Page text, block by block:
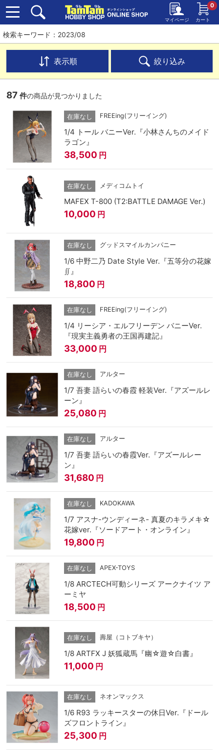
マイページ カート
0
検索キーワード：2023/08
表示順 絞り込み
87 件の商品が見つかりました
在庫なし FREEing(フリーイング)
1/4 トール バニーVer.『小林さんちのメイド
ラゴン』
38,500 円
在庫なし メディコムトイ
MAFEX T-800 (T2:BATTLE DAMAGE Ver.)
10,000 円
在庫なし グッドスマイルカンパニー
1/6 中野二乃 Date Style Ver.『五等分の花嫁
∬』
18,800 円
在庫なし FREEing(フリーイング)
1/4 リーシア・エルフリーデン バニーVer.
『現実主義勇者の王国再建記』
33,000 円
在庫なし アルター
1/7 吾妻 語らいの春霞 軽装Ver.『アズールレ
ーン』
25,080 円
在庫なし アルター
1/7 吾妻 語らいの春霞Ver.『アズールレー
ン』
31,680 円
在庫なし KADOKAWA
1/7 アスナ-ウンディーネ- 真夏のキラメキ☆
花嫁ver.『ソードアート・オンライン』
19,800 円
在庫なし APEX-TOYS
1/8 ARCTECH可動シリーズ アークナイツ ア
ーミヤ
18,500 円
在庫なし 壽屋（コトブキヤ）
1/8 ARTFX J 妖狐蔵馬『幽☆遊☆白書』
11,000 円
在庫なし ネオンマックス
1/6 R93 ラッキースターの休日Ver.『ドール
ズフロントライン』
25,300 円